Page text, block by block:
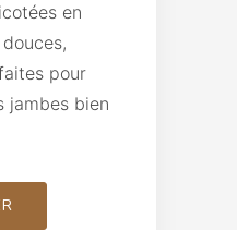
en
pour
jambes bien